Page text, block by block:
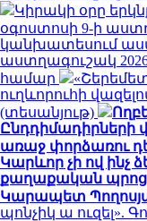
Կիրակի օրը
օգոստոսի 9-ի
կանխատեսում
աստղագուշակ
համար
ուղևորուհի
(տեսանյութ)
Ընդդիմադիրների
առաջ փորձառու
Կարևոր չի ով ինչ
քաղաքական
Կարապետ
պոնչիկ ա ուզել».